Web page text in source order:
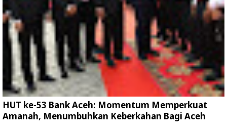
HUT ke-53 Bank Aceh: Momentum Memperkuat
Amanah, Menumbuhkan Keberkahan Bagi Aceh